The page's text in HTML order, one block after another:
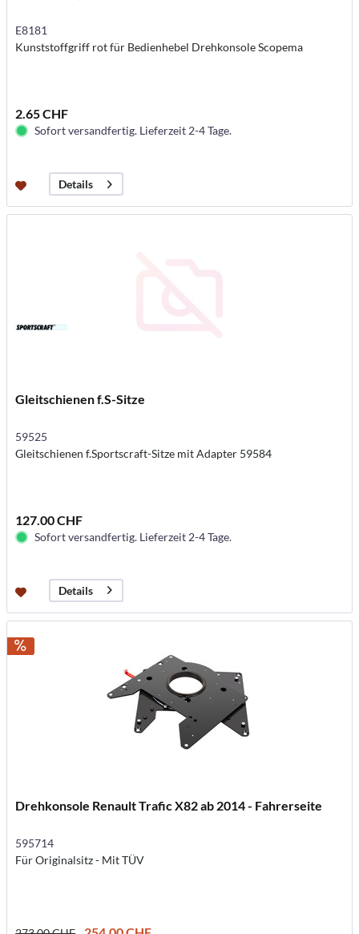
E8181
Kunststoffgriff rot für Bedienhebel Drehkonsole Scopema
2.65 CHF
Sofort versandfertig. Lieferzeit 2-4 Tage.
Details
Gleitschienen f.S-Sitze
59525
Gleitschienen f.Sportscraft-Sitze mit Adapter 59584
127.00 CHF
Sofort versandfertig. Lieferzeit 2-4 Tage.
Details
Drehkonsole Renault Trafic X82 ab 2014 - Fahrerseite
595714
Für Originalsitz - Mit TÜV